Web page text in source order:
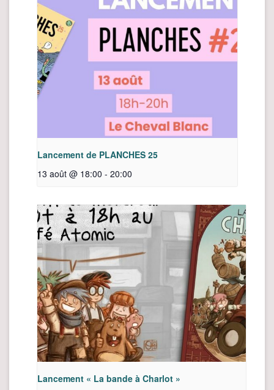
Lancement de PLANCHES 25
13 août @ 18:00 - 20:00
Lancement « La bande à Charlot »